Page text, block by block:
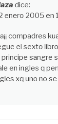
dice:
enero 2005 en
compadres
el sexto
principe sangre
en ingles q
xq uno no